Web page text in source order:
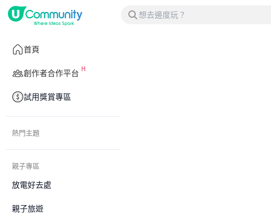
首頁
創作者合作平台
試用獎賞專區
熱門主題
親子專區
放電好去處
親子旅遊